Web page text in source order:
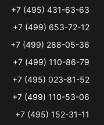
+7 (495) 431-63-63
+7 (499) 653-72-12
+7 (499) 288-05-36
+7 (499) 110-86-79
+7 (495) 023-81-52
+7 (499) 110-53-06
+7 (495) 152-31-11